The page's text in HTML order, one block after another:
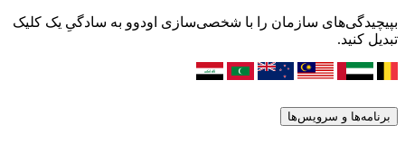
بپیچیدگی‌های سازمان را با شخصی‌سازی اودوو به سادگیِ یک کلیک
تبدیل کنید.
برنامه‌ها و سرویس‌ها